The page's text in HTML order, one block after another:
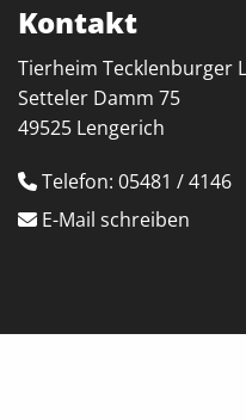
Kontakt
Tierheim Tecklenburger
Setteler Damm 75
49525 Lengerich
Telefon: 05481 / 4146
E-Mail schreiben